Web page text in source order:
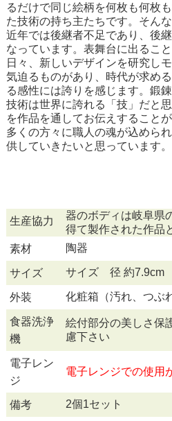
るだけで同じ絵柄を何枚も何枚
た技術の持ち主たちです。そん
近年では後継者不足であり、後
なっています。表舞台に出るこ
日々、新しいデザインを研究し
気迫るものがあり、時代が求め
る感性には誇りを感じます。鍛
技術は世界に誇れる「技」だと
を作品を通してお伝えすること
多くの方々に職人の魂が込めら
供していきたいと思っています。
生産協力
器のボディは岐阜県
得て製作された作品
素材
陶器
サイズ サイズ 径 約7.9cm
外装 化粧箱（汚れ、つぶ
食器洗浄
機
絵付部分の美しさ保
慮下さい
電子レン
ジ
電子レンジでの使用
備考 2個1セット